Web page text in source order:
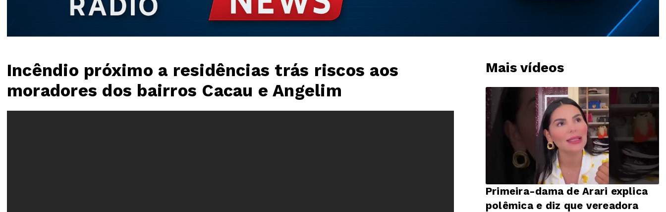
Incêndio próximo a residências trás riscos aos
moradores dos bairros Cacau e Angelim
Mais vídeos
Primeira-dama de Arari explica
polêmica e diz que vereadora